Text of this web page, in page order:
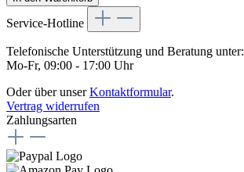
Service-Hotline
Telefonische Unterstützung und Beratung unter:
Mo-Fr, 09:00 - 17:00 Uhr
Oder über unserKontaktformular.
Vertrag widerrufen
Zahlungsarten